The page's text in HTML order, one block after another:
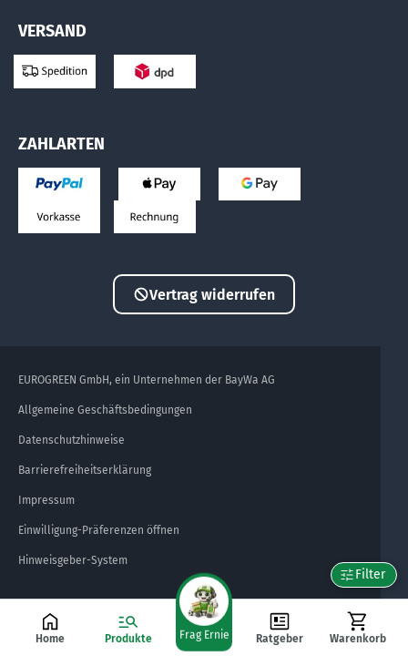
VERSAND
ZAHLARTEN
Vertrag widerrufen
EUROGREEN GmbH, ein Unternehmen der BayWa AG
Allgemeine Geschäftsbedingungen
Datenschutzhinweise
Barrierefreiheitserklärung
Impressum
Einwilligung-Präferenzen öffnen
Hinweisgeber-System
Home Produkte Frag Ernie Ratgeber Warenkorb
Filter